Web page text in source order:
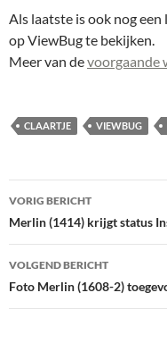
Als laatste is ook nog
op ViewBug te bekijken.
Meer van devoorgaande
CLAARTJE VIEWBUG
Bericht
navigatie
VORIG BERICHT
Merlin (1414) krijgt status
VOLGEND BERICHT
Foto Merlin (1608-2)